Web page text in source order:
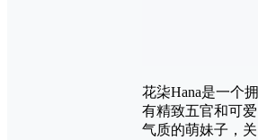
花柒Hana是一个拥
有精致五官和可爱
气质的萌妹子，关